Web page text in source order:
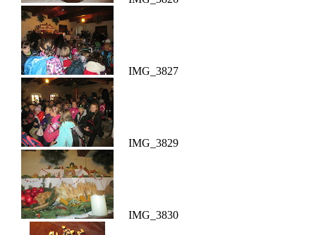
IMG_3827
IMG_3829
IMG_3830